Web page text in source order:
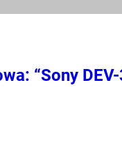
“Sony DEV-